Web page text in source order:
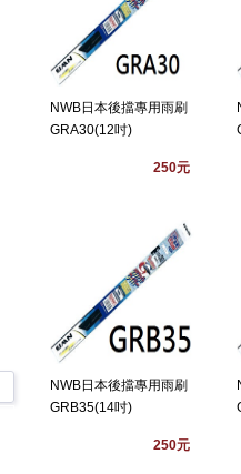
NWB日本後擋專用雨刷
GRA30(12吋)
250元
NWB日本後擋專用雨刷
GRB35(14吋)
250元